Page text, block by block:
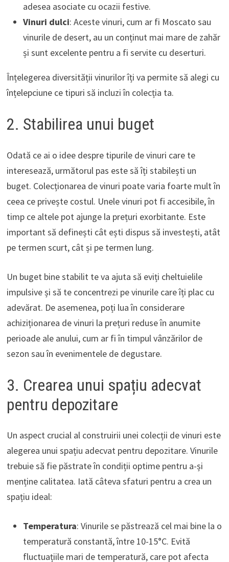
adesea asociate cu ocazii festive.
Vinuri dulci: Aceste vinuri, cum ar fi Moscato sau
vinurile de desert, au un conținut mai mare de zahăr
și sunt excelente pentru a fi servite cu deserturi.
Înțelegerea diversității vinurilor îți va permite să alegi cu
înțelepciune ce tipuri să incluzi în colecția ta.
2. Stabilirea unui buget
Odată ce ai o idee despre tipurile de vinuri care te
interesează, următorul pas este să îți stabilești un
buget. Colecționarea de vinuri poate varia foarte mult în
ceea ce privește costul. Unele vinuri pot fi accesibile, în
timp ce altele pot ajunge la prețuri exorbitante. Este
important să definești cât ești dispus să investești, atât
pe termen scurt, cât și pe termen lung.
Un buget bine stabilit te va ajuta să eviți cheltuielile
impulsive și să te concentrezi pe vinurile care îți plac cu
adevărat. De asemenea, poți lua în considerare
achiziționarea de vinuri la prețuri reduse în anumite
perioade ale anului, cum ar fi în timpul vânzărilor de
sezon sau în evenimentele de degustare.
3. Crearea unui spațiu adecvat
pentru depozitare
Un aspect crucial al construirii unei colecții de vinuri este
alegerea unui spațiu adecvat pentru depozitare. Vinurile
trebuie să fie păstrate în condiții optime pentru a-și
menține calitatea. Iată câteva sfaturi pentru a crea un
spațiu ideal:
Temperatura: Vinurile se păstrează cel mai bine la o
temperatură constantă, între 10-15°C. Evită
fluctuațiile mari de temperatură, care pot afecta